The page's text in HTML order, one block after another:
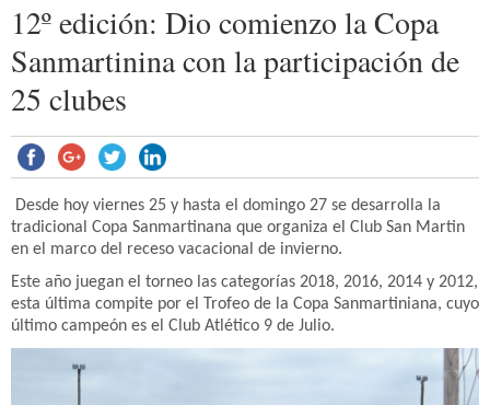
12º edición: Dio comienzo la Copa
Sanmartinina con la participación de
25 clubes
Desde hoy viernes 25 y hasta el domingo 27 se desarrolla la
tradicional Copa Sanmartinana que organiza el Club San Martin
en el marco del receso vacacional de invierno.
Este año juegan el torneo las categorías 2018, 2016, 2014 y 2012,
esta última compite por el Trofeo de la Copa Sanmartiniana, cuyo
último campeón es el Club Atlético 9 de Julio.